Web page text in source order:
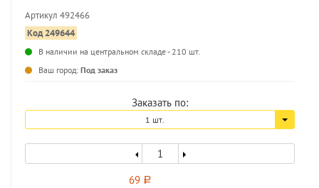
Артикул 492466
Код 249644
В наличии на центральном складе - 210 шт.
Ваш город: Под заказ
Заказать по:
1 шт.
69 a